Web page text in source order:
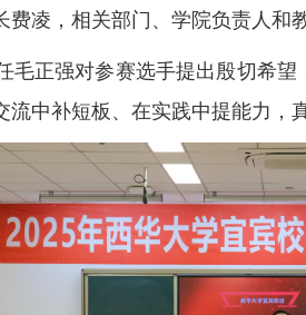
凌，相关部门、学院负责人和
毛正强对参赛选手提出殷切希
中补短板、在实践中提能力，